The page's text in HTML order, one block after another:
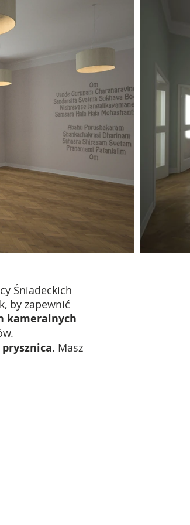
Śniadeckich
by zapewnić
kameralnych
prysznica. Masz